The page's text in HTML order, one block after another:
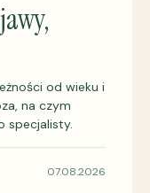
od wieku i
na czym
specjalisty.
07.08.2026